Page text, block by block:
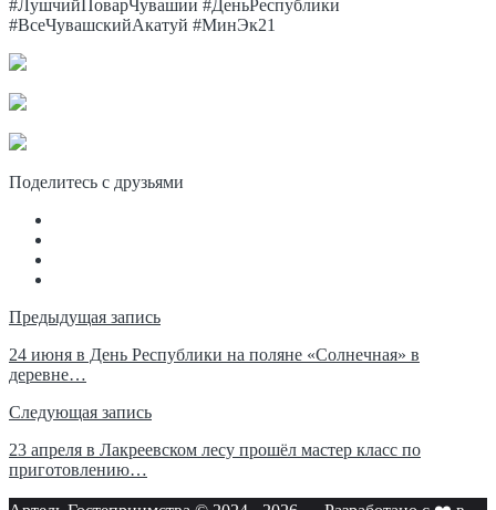
#ЛушчийПоварЧувашии #ДеньРеспублики
#ВсеЧувашскийАкатуй #МинЭк21
Поделитесь с друзьями
Навигация
по
записям
Предыдущая запись
24 июня в День Республики на поляне «Солнечная» в
деревне…
Следующая запись
23 апреля в Лакреевском лесу прошëл мастер класс по
приготовлению…